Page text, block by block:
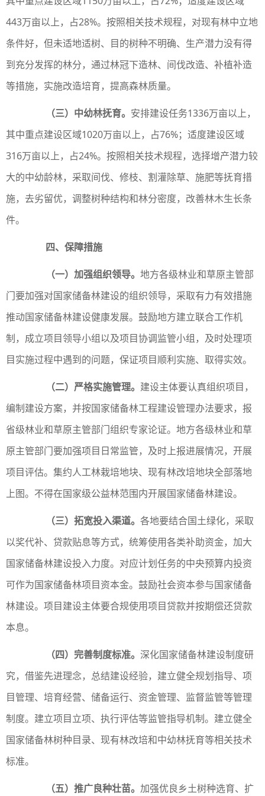
443万亩以上，占28%。按照相关技术规程，对现有林中立地
条件好，但未适地适树、目的树种不明确、生产潜力没有得
到充分发挥的林分，通过林冠下造林、间伐改造、补植补造
等措施，实施改造培育，提高森林质量。
（三）中幼林抚育。 安排建设任务1336万亩以上，
其中重点建设区域1020万亩以上，占76%；适度建设区域
316万亩以上，占24%。按照相关技术规程，选择增产潜力较
大的中幼龄林，采取间伐、修枝、割灌除草、施肥等抚育措
施，去劣留优，调整树种结构和林分密度，改善林木生长条
件。
四、保障措施
（一）加强组织领导。 地方各级林业和草原主管部
门要加强对国家储备林建设的组织领导，采取有力有效措施
推动国家储备林建设健康发展。鼓励地方建立联合工作机
制，成立项目领导小组以及项目协调监管小组，及时处理项
目实施过程中遇到的问题，保证项目顺利实施、取得实效。
（二）严格实施管理。 建设主体要认真组织项目，
编制建设方案，并按国家储备林工程建设管理办法要求，报
省级林业和草原主管部门组织专家论证。地方各级林业和草
原主管部门要加强项目日常监管，及时上报进展情况，开展
项目评估。集约人工林栽培地块、现有林改培地块全部落地
上图。不得在国家级公益林范围内开展国家储备林建设。
（三）拓宽投入渠道。 各地要结合国土绿化，采取
以奖代补、贷款贴息等方式，统筹使用各类补助资金，加大
国家储备林建设投入力度。对应计划任务的中央预算内投资
可作为国家储备林项目资本金。鼓励社会资本参与国家储备
林建设。项目建设主体要合规使用项目贷款并按期偿还贷款
本息。
（四）完善制度标准。 深化国家储备林建设制度研
究，借鉴先进理念，总结建设经验，建立健全规划指导、项
目管理、培育经营、储备运行、资金管理、监督监管等管理
制度。建立项目立项、执行评估等监管指导机制。建立健全
国家储备林树种目录、现有林改培和中幼林抚育等相关技术
标准。
（五）推广良种壮苗。 加强优良乡土树种选育、扩